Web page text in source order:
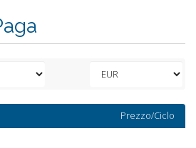
Prezzo/Ciclo